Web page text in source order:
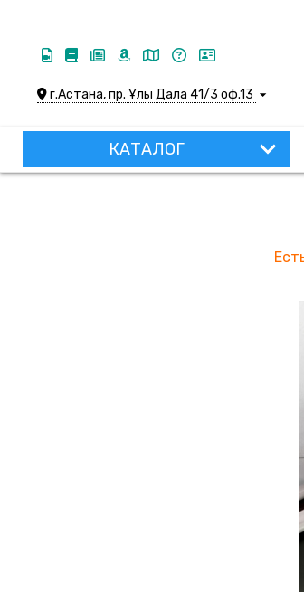
г.Астана, пр. Ұлы Дала 41/3 оф.13
КАТАЛОГ